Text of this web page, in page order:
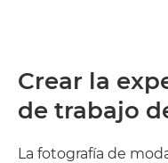
Crear la
de trabajo
La fotografía de